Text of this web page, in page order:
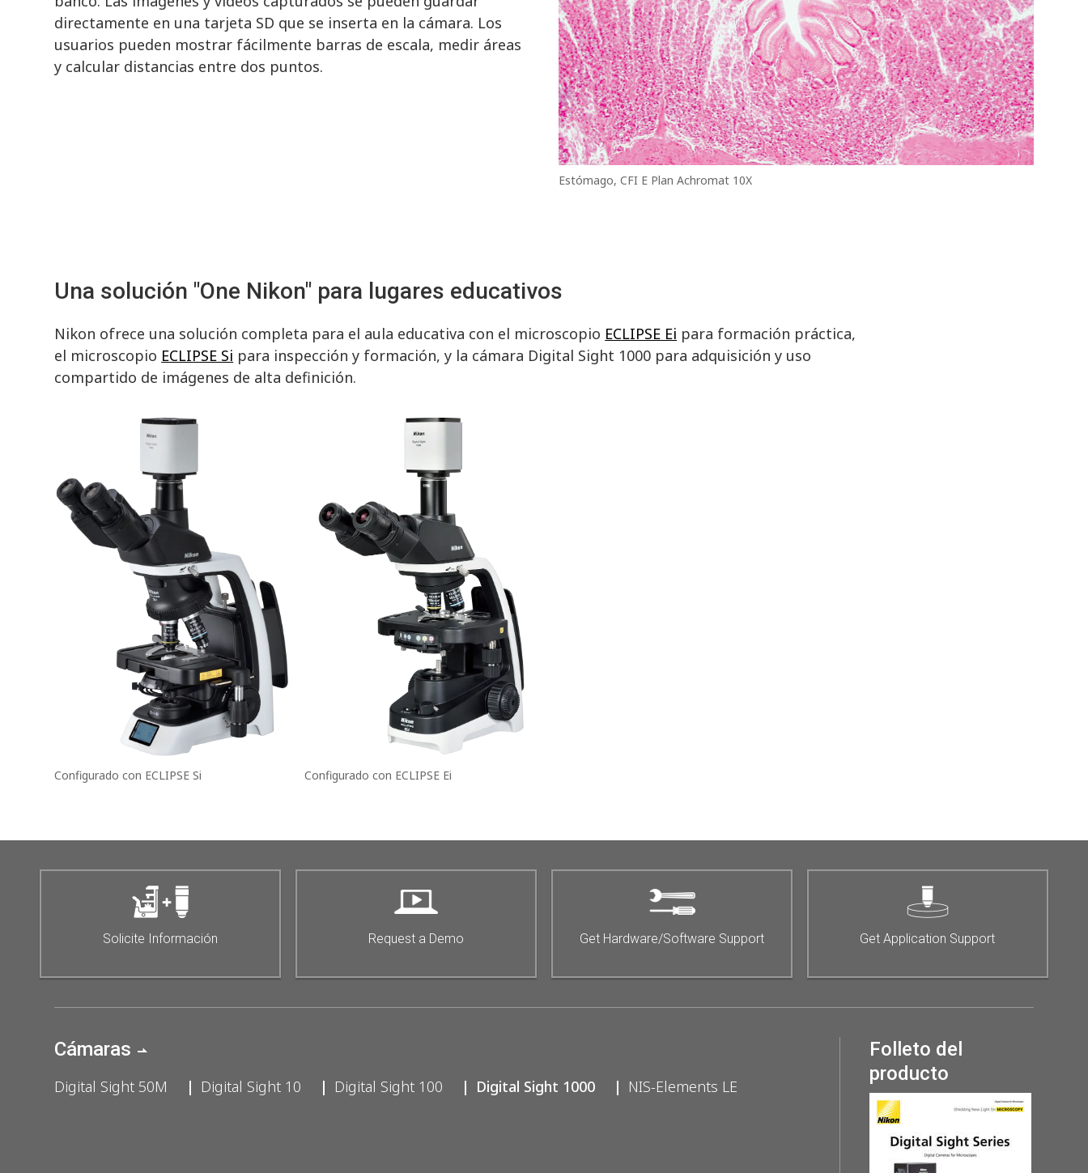
directamente en una tarjeta SD que se inserta en la cámara. Los
usuarios pueden mostrar fácilmente barras de escala, medir áreas
y calcular distancias entre dos puntos.
Estómago, CFI E Plan Achromat 10X
Una solución "One Nikon" para lugares educativos
Nikon ofrece una solución completa para el aula educativa con el microscopio ECLIPSE Ei para formación práctica,
el microscopio ECLIPSE Si para inspección y formación, y la cámara Digital Sight 1000 para adquisición y uso
compartido de imágenes de alta definición.
Configurado con ECLIPSE Si Configurado con ECLIPSE Ei
Solicite Información Request a Demo Get Hardware/Software Support Get Application Support
Folleto del
producto
Cámaras
Digital Sight 50M Digital Sight 10 Digital Sight 100 Digital Sight 1000 NIS-Elements LE